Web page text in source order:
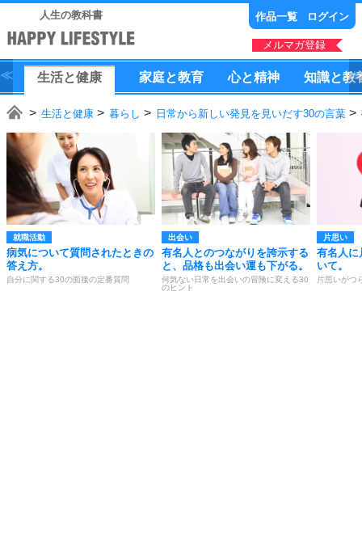
人生の教科書 作品一覧 ログイン
メルマガ登録
生活と健康 家庭と教育 心と精神 知識と教
生活と健康 暮らし 日常から新しい発見を見いだす30の言葉
就職活動
病気について質問されたときの
答え方。
自分に関する30の面接の定番質問
出会い
有名人とのつながりを誇示する
と、品格も出会い運も下がる。
何気ない日常を出会いの冒険に変える30
のヒント
片思い
有名人に
いて。
片思いがつ